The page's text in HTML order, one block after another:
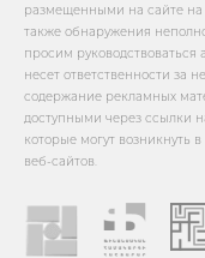
размещенными на сайте на
также обнаружения
просим
несет ответственности за
содержание рекламных
доступными через ссылки
которые могут возникнуть
веб-сайтов.